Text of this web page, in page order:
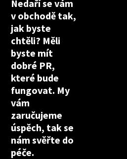
Nedaří se vám
v obchodě tak,
jak byste
chtěli? Měli
byste mít
dobré PR,
které bude
fungovat. My
vám
zaručujeme
úspěch, tak se
nám svěřte do
péče.